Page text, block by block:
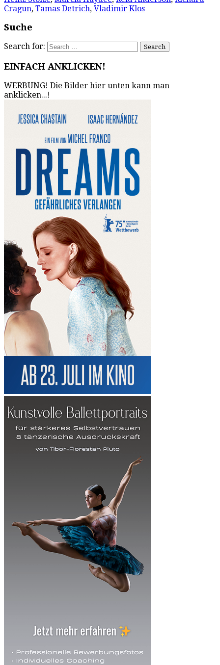
Cragun, Tamas Detrich, Vladimir Klos
Suche
Search for:
EINFACH ANKLICKEN!
WERBUNG! Die Bilder hier unten kann man
anklicken...!